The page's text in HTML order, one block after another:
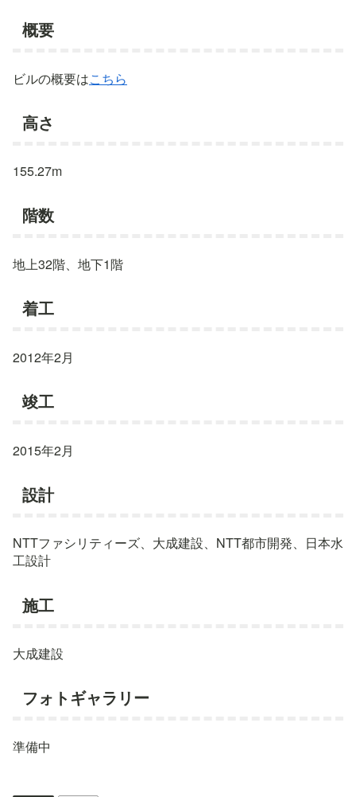
概要
ビルの概要はこちら
高さ
155.27m
階数
地上32階、地下1階
着工
2012年2月
竣工
2015年2月
設計
NTTファシリティーズ、大成建設、NTT都市開発、日本水
工設計
施工
大成建設
フォトギャラリー
準備中